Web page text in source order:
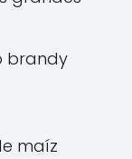
brandy
maíz